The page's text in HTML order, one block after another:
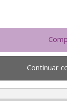
Continuar